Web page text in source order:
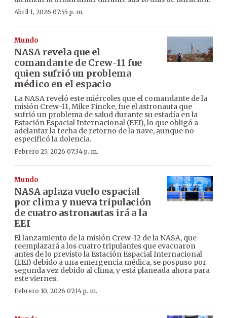
Abril 1, 2026 07:55 p. m.
Mundo
NASA revela que el
comandante de Crew-11 fue
quien sufrió un problema
médico en el espacio
La NASA reveló este miércoles que el comandante de la
misión Crew-11, Mike Fincke, fue el astronauta que
sufrió un problema de salud durante su estadía en la
Estación Espacial Internacional (EEI), lo que obligó a
adelantar la fecha de retorno de la nave, aunque no
especificó la dolencia.
Febrero 25, 2026 07:34 p. m.
Mundo
NASA aplaza vuelo espacial
por clima y nueva tripulación
de cuatro astronautas irá a la
EEI
El lanzamiento de la misión Crew-12 de la NASA, que
reemplazará a los cuatro tripulantes que evacuaron
antes de lo previsto la Estación Espacial Internacional
(EEI) debido a una emergencia médica, se pospuso por
segunda vez debido al clima, y está planeada ahora para
este viernes.
Febrero 10, 2026 07:14 p. m.